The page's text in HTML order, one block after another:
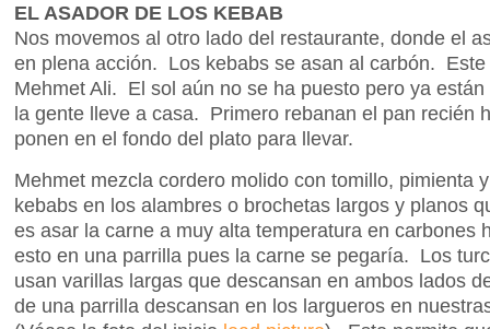
EL ASADOR DE LOS KEBAB
Nos movemos al otro lado del restaurante, donde el
en plena acción. Los kebabs se asan al carbón.
Mehmet Ali. El sol aún no se ha puesto pero ya
la gente lleve a casa. Primero rebanan el pan recién
ponen en el fondo del plato para llevar.
Mehmet mezcla cordero molido con tomillo, pimienta
kebabs en los alambres o brochetas largos y planos
es asar la carne a muy alta temperatura en
esto en una parrilla pues la carne se pegaría. Los
usan varillas largas que descansan en ambos lados
de una parrilla descansan en los largueros en